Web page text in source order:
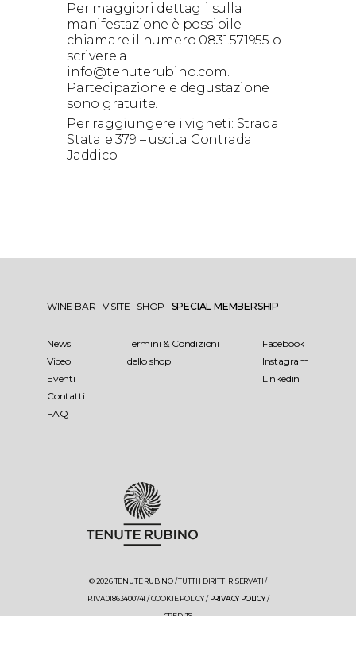
Per maggiori dettagli sulla
manifestazione è possibile
chiamare il numero 0831.571955 o
scrivere a
info@tenuterubino.com.
Partecipazione e degustazione
sono gratuite.
Per raggiungere i vigneti: Strada
Statale 379 – uscita Contrada
Jaddico
WINE BAR | VISITE | SHOP | SPECIAL MEMBERSHIP
News
Video
Eventi
Contatti
FAQ
Termini & Condizioni
dello shop
Facebook
Instagram
Linkedin
© 2026 TENUTE RUBINO / TUTTI I DIRITTI RISERVATI /
P.IVA 01863400741 /COOKIE POLICY/PRIVACY POLICY/
CREDITS